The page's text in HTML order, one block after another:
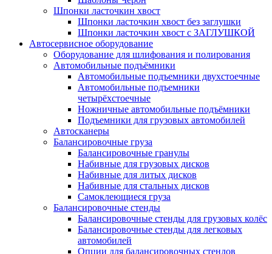
Шпонки ласточкин хвост
Шпонки ласточкин хвост без заглушки
Шпонки ласточкин хвост с ЗАГЛУШКОЙ
Автосервисное оборудование
Оборудование для шлифования и полирования
Автомобильные подъёмники
Автомобильные подъемники двухстоечные
Автомобильные подъемники
четырёхстоечные
Ножничные автомобильные подъёмники
Подъемники для грузовых автомобилей
Автосканеры
Балансировочные груза
Балансировочные гранулы
Набивные для грузовых дисков
Набивные для литых дисков
Набивные для стальных дисков
Самоклеющиеся груза
Балансировочные стенды
Балансировочные стенды для грузовых колёс
Балансировочные стенды для легковых
автомобилей
Опции для балансировочных стендов